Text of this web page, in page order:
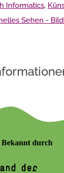
Informatics,
Sehen -
Bekannt durch